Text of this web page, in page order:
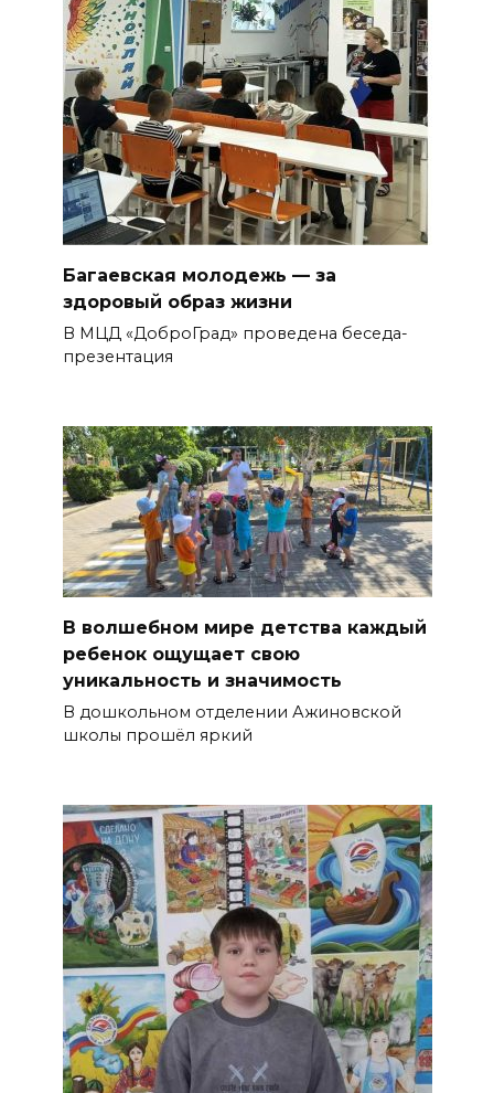
Багаевская молодежь — за
здоровый образ жизни
В МЦД «ДоброГрад» проведена беседа-
презентация
В волшебном мире детства каждый
ребенок ощущает свою
уникальность и значимость
В дошкольном отделении Ажиновской
школы прошёл яркий